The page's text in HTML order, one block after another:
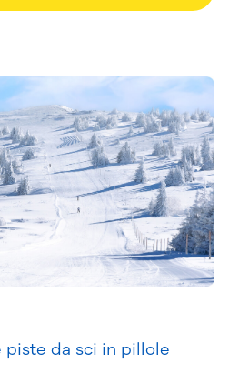
da sci in pillole